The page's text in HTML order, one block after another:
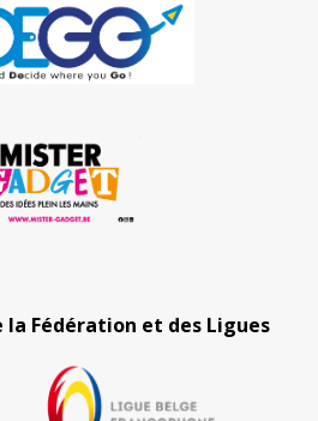
la Fédération et des Ligues